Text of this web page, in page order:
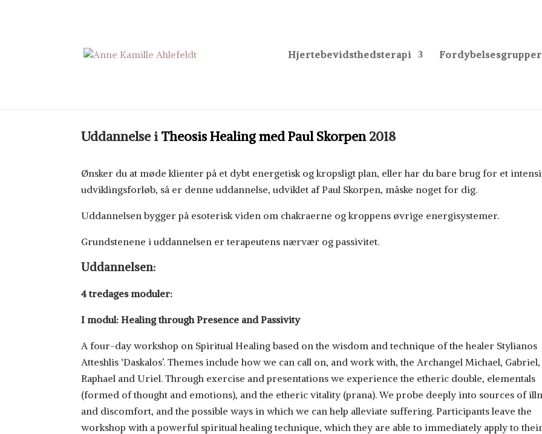
Hjertebevidsthedsterapi Fordybelsesgrupper
Uddannelse iTheosis Healing med Paul Skorpen2018
Ønsker du at møde klienter på et dybt energetisk og kropsligt plan, eller har du bare brug for et
udviklingsforløb, så er denne uddannelse, udviklet af Paul Skorpen, måske noget for dig.
Uddannelsen bygger på esoterisk viden om chakraerne og kroppens øvrige energisystemer.
Grundstenene i uddannelsen er terapeutens nærvær og passivitet.
Uddannelsen:
4 tredages moduler:
I modul:Healing through Presence and Passivity
A four-day workshop on Spiritual Healing based on the wisdom and technique of the healer Stylianos
Atteshlis ‘Daskalos’. Themes include how we can call on, and work with, the Archangel Michael, Gabriel,
Raphael and Uriel. Through exercise and presentations we experience the etheric double, elementals
(formed of thought and emotions), and the etheric vitality (prana). We probe deeply into sources of
and discomfort, and the possible ways in which we can help alleviate suffering. Participants leave the
workshop with a powerful spiritual healing technique, which they are able to immediately apply to their